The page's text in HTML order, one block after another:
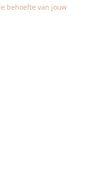
behoefte van jouw